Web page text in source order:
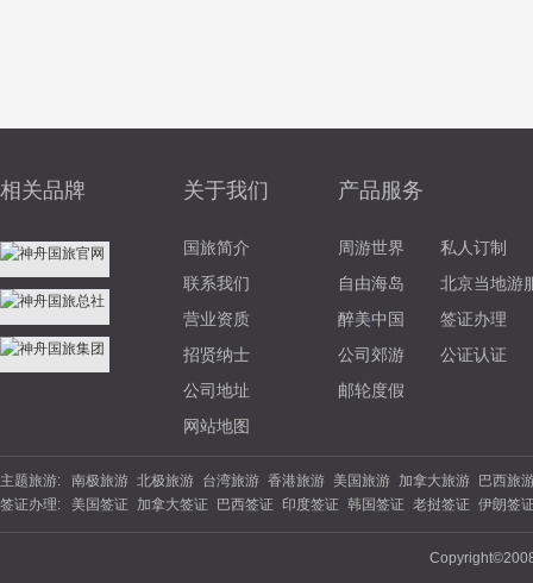
相关品牌 关于我们
国旅简介
联系我们
营业资质
招贤纳士
公司地址
网站地图
产品服务
周游世界
私人订制
自由海岛
北京当地游
醉美中国
签证办理
公司郊游
公证认证
邮轮度假
主题旅游: 南极旅游 北极旅游 台湾旅游 香港旅游 美国旅游 加拿大旅游
巴西旅
游 北欧旅游 东欧旅游 俄罗斯旅游 土耳其旅游 英国旅游 法国旅游
德
夏威夷旅游 云南旅游 海南旅游 苏杭旅游 福建旅游 广西旅游 陕西旅
签证办理: 美国签证 加拿大签证 巴西签证 印度签证 韩国签证 老挝签证 伊朗签
签证 坦桑尼亚 南非签证 埃塞俄比亚 西班牙签证 丹麦签证 波兰签证